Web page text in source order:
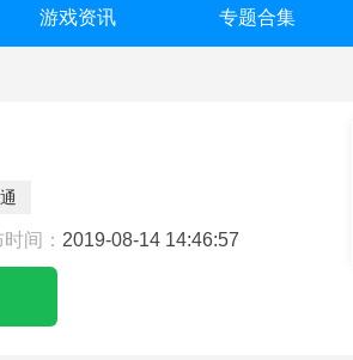
游戏资讯 专题合集
间： 2019-08-14 14:46:57